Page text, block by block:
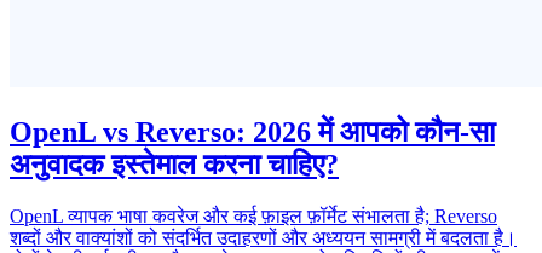
OpenL vs Reverso: 2026 में आपको कौन-सा
अनुवादक इस्तेमाल करना चाहिए?
OpenL व्यापक भाषा कवरेज और कई फ़ाइल फ़ॉर्मेट संभालता है; Reverso
शब्दों और वाक्यांशों को संदर्भित उदाहरणों और अध्ययन सामग्री में बदलता है।